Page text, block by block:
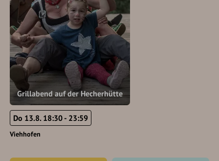
Grillabend auf der Hecherhütte
Do 13.8. 18:30 - 23:59
Viehhofen